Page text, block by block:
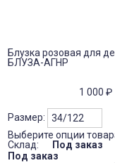
Блузка розовая для
БЛУЗА-АГНР
1 000 ₽
Размер:
Выберите опции
Склад:
Под заказ
Под заказ